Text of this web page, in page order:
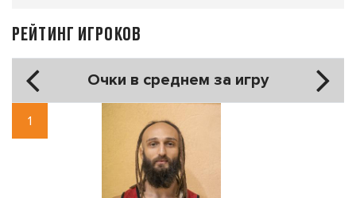
РЕЙТИНГ ИГРОКОВ
Очки в среднем за игру
1